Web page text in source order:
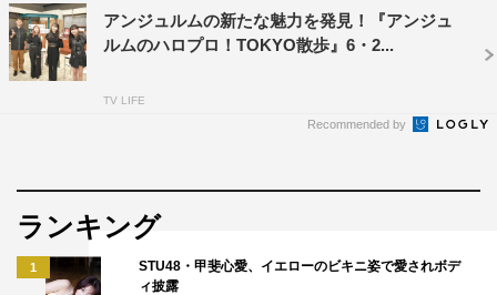
まざまなモノやコトを新しい切り口から再構築する実験的
なアプローチが国内外で高い評価を受けるデザインスタジ
オ「we+」。
そして、番組キュレーターを務めるのは、ハロー！プロジ
ム」に改名）の初期メンバーに選出され、リーダーに就
任。2010年5月『夢見る15歳』でメジャーデビューを果た
し、同年「第52回日本レコード大賞」最優秀新人賞を受賞
アンジュルムの新たな魅力を発見！『アンジュ
ルムのハロプロ！TOKYO散歩』6・2...
TV LIFE
Recommended by
ランキング
1
STU48・甲斐心愛、イエローのビキニ姿で愛されボデ
ィ披露